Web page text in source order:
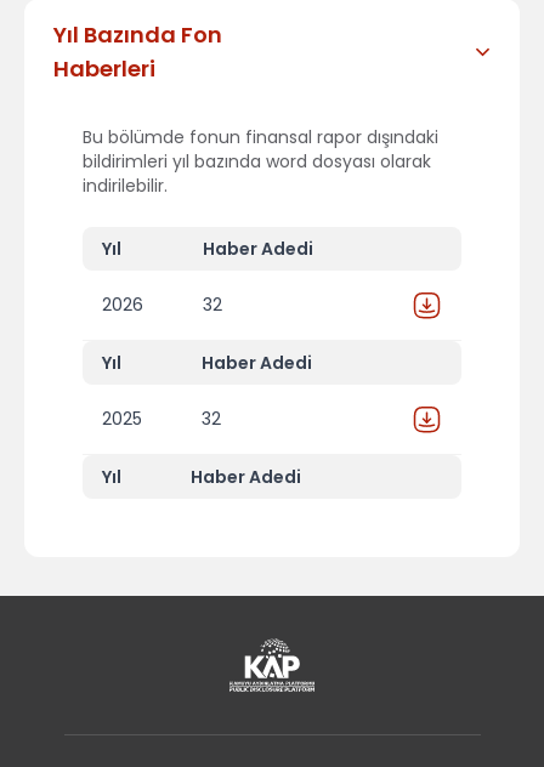
Yıl Bazında Fon
Haberleri
Bu bölümde fonun finansal rapor dışındaki
bildirimleri yıl bazında word dosyası olarak
indirilebilir.
Yıl Haber Adedi
2026 32
Yıl Haber Adedi
2025 32
Yıl Haber Adedi